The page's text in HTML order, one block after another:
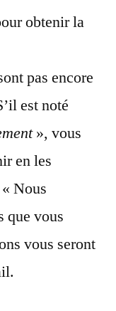
obtenir la
pas encore
est noté
», vous
en les
Nous
que vous
vous seront